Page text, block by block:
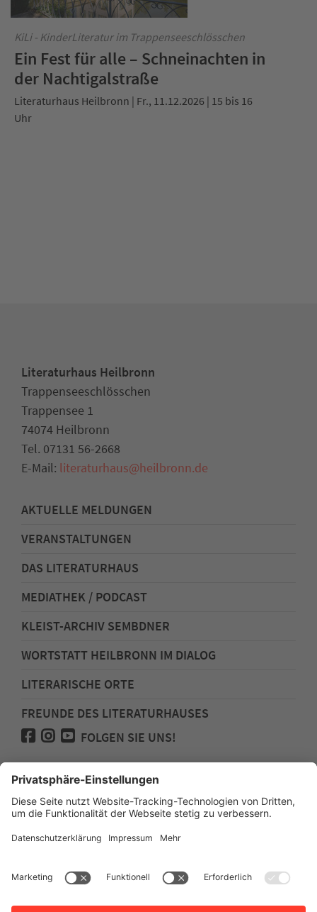
KiLi - KinderLiteratur im Trappenseeschlösschen
Ein Fest für alle – Schneinachten in
der Nachtigalstraße
Literaturhaus Heilbronn | Fr., 11.12.2026 | 15 bis 16
Uhr
Literaturhaus Heilbronn
Trappenseeschlösschen
Trappensee 1
74074 Heilbronn
Tel. 07131 56-2668
E-Mail: literaturhaus@heilbronn.de
AKTUELLE MELDUNGEN
VERANSTALTUNGEN
DAS LITERATURHAUS
MEDIATHEK / PODCAST
KLEIST-ARCHIV SEMBDNER
WORTSTATT HEILBRONN IM DIALOG
LITERARISCHE ORTE
FREUNDE DES LITERATURHAUSES
FOLGEN SIE UNS!
Impressum
Anfahrt
Datenschutz
Barrierefreiheit
Literaturhauses